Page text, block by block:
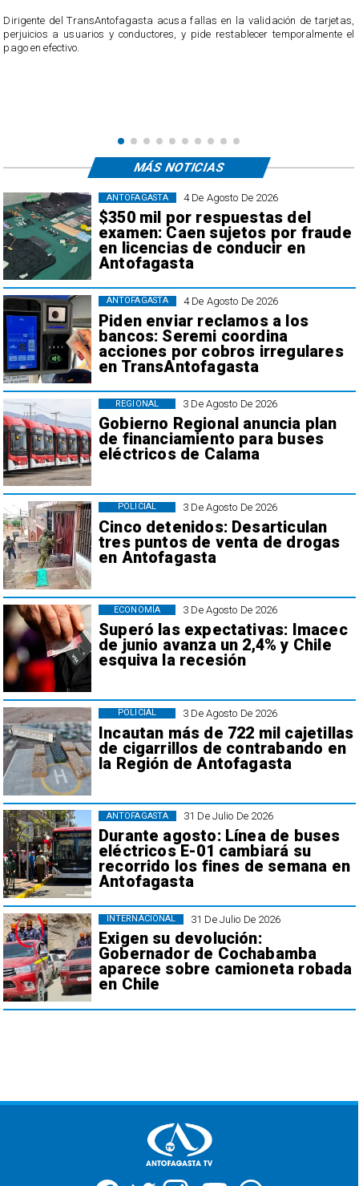
​Dirigente del TransAntofagasta acusa fallas en la validación de tarjetas,
perjuicios a usuarios y conductores, y pide restablecer temporalmente el
pago en efectivo.
4 De Agosto De 2026
$350 mil por respuestas del
examen: Caen sujetos por fraude
en licencias de conducir en
Antofagasta
ANTOFAGASTA
4 De Agosto De 2026
Piden enviar reclamos a los
bancos: Seremi coordina
acciones por cobros irregulares
en TransAntofagasta
ANTOFAGASTA
3 De Agosto De 2026
Gobierno Regional anuncia plan
de financiamiento para buses
eléctricos de Calama
REGIONAL
3 De Agosto De 2026
Cinco detenidos: Desarticulan
tres puntos de venta de drogas
en Antofagasta
POLICIAL
3 De Agosto De 2026
Superó las expectativas: Imacec
de junio avanza un 2,4% y Chile
esquiva la recesión
ECONOMÍA
3 De Agosto De 2026
Incautan más de 722 mil cajetillas
de cigarrillos de contrabando en
la Región de Antofagasta
POLICIAL
31 De Julio De 2026
Durante agosto: Línea de buses
eléctricos E-01 cambiará su
recorrido los fines de semana en
Antofagasta
ANTOFAGASTA
31 De Julio De 2026
Exigen su devolución:
Gobernador de Cochabamba
aparece sobre camioneta robada
en Chile
INTERNACIONAL
MÁS NOTICIAS